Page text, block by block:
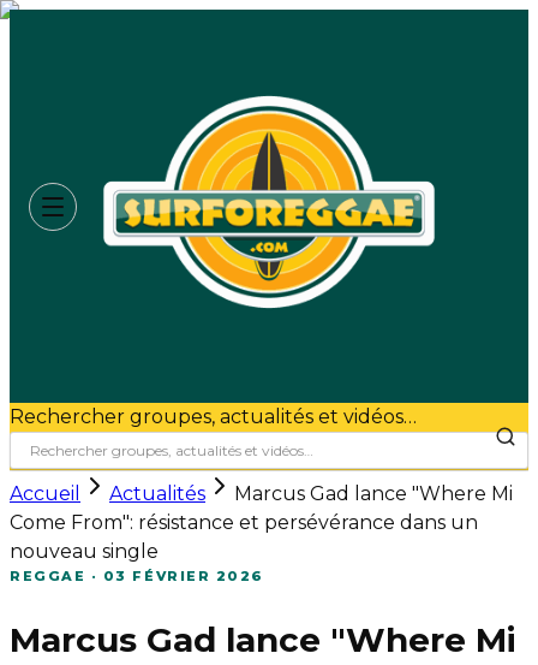
Rechercher groupes, actualités et vidéos…
Accueil Actualités
Marcus Gad lance "Where Mi
Come From": résistance et persévérance dans un
nouveau single
REGGAE · 03 FÉVRIER 2026
Marcus Gad lance "Where Mi